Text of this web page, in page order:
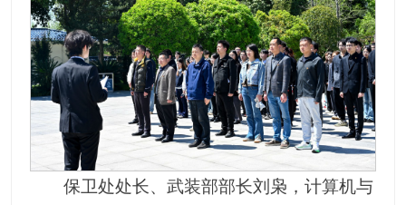
保卫处处长、武装部部长刘枭，计算机与